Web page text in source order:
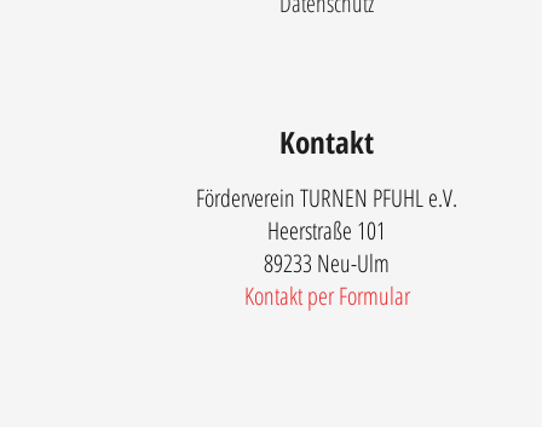
Kontakt
Förderverein TURNEN PFUHL e.V.
Heerstraße 101
89233 Neu-Ulm
Kontakt per Formular